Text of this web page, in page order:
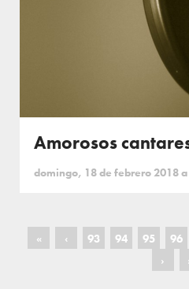
Amorosos
domingo, 18 de febrero 2018
« ‹ 93 94 95 96
›